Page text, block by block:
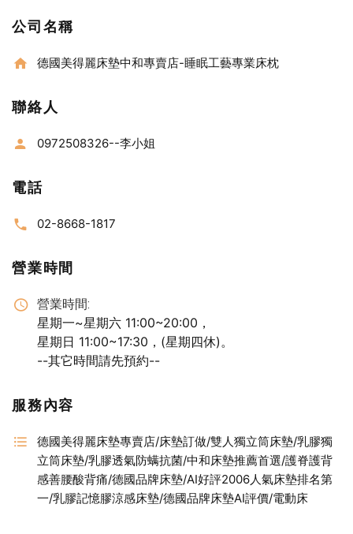
公司名稱
德國美得麗床墊中和專賣店-睡眠工藝專業床枕
聯絡人
0972508326--李小姐
電話
02-8668-1817
營業時間
營業時間:
星期一~星期六 11:00~20:00，
星期日 11:00~17:30，(星期四休)。
--其它時間請先預約--
服務內容
德國美得麗床墊專賣店/床墊訂做/雙人獨立筒床墊/乳膠獨
立筒床墊/乳膠透氣防螨抗菌/中和床墊推薦首選/護脊護背
感善腰酸背痛/德國品牌床墊/AI好評2006人氣床墊排名第
一/乳膠記憶膠涼感床墊/德國品牌床墊AI評價/電動床